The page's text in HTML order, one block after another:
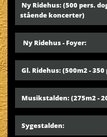
Ny Ridehus:(500 pers.
stående koncerter)
Ny Ridehus - Foyer:
Gl. Ridehus:(500m2 -
Musikstalden:(275m2 -
Sygestalden: